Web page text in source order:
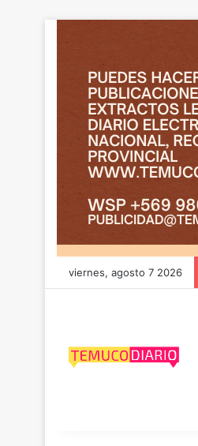
viernes, agosto 7 2026